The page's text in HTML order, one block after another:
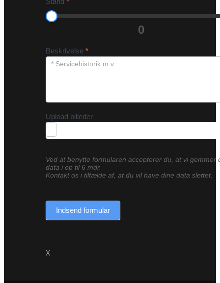
0
Beskrivelse *
Upload billeder
Ved at benytte formularen accepterer du, at vi gemmer
data i op til 6 mdr.
Kontakt os i tilfælde af, at du vil have dine data slettet.
Indsend formular
X